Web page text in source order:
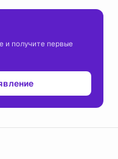
и получите первые